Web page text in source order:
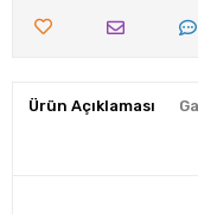
Ürün Açıklaması